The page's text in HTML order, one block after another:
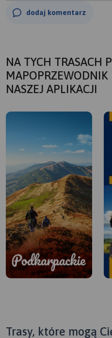
dodaj komentarz
NA TYCH TRASACH
NASZEJ APLIKACJI
Trasy, które mogą